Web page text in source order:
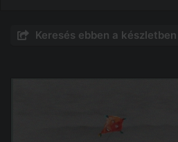
Keresés ebben a készletben